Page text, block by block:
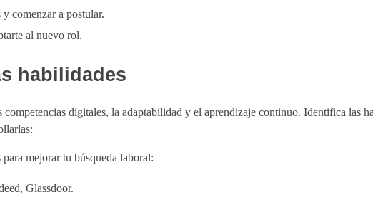
comenzar a postular.
al nuevo rol.
habilidades
digitales, la adaptabilidad y el aprendizaje continuo. Identifica las
mejorar tu búsqueda laboral:
Glassdoor.